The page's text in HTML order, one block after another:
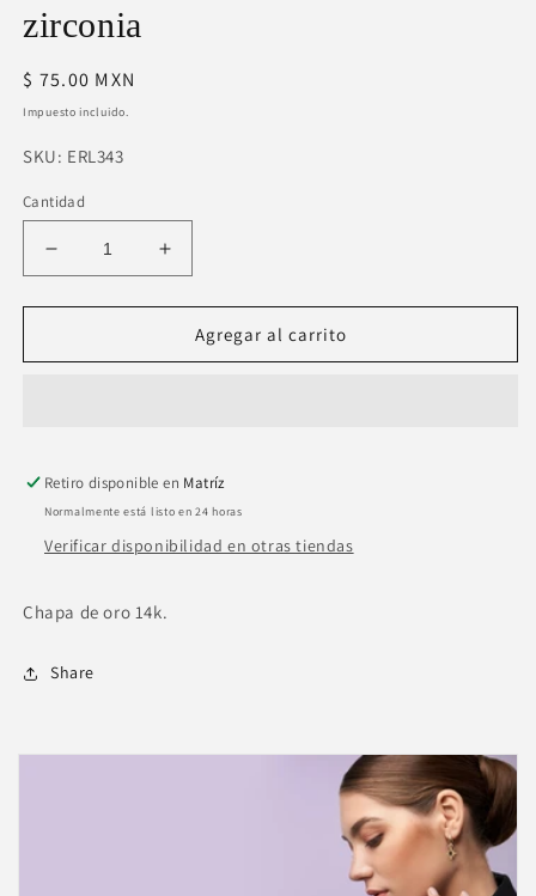
ventana
modal
zirconia
Precio
habitual
$ 75.00 MXN
Impuesto incluido.
SKU:
SKU: ERL343
Cantidad
Reducir
cantidad
para
ajustable
Aumentar
cantidad
para
Anillo
ajustable
Agregar al carrito
Retiro disponible en Matríz
Normalmente está listo en 24 horas
Verificar disponibilidad en otras tiendas
Chapa de oro 14k.
Share